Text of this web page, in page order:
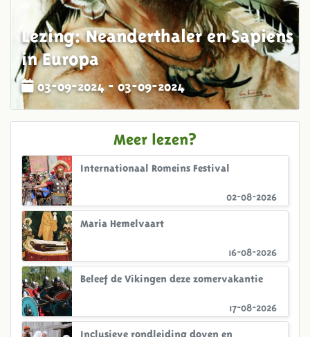
Lezing: Neanderthaler en Sapiens
in Europa
03-09-2024 - 03-09-2024
Meer lezen?
02-08-2026
Internationaal Romeins Festival
16-08-2026
Maria Hemelvaart
17-08-2026
Beleef de Vikingen deze zomervakantie
Inclusieve rondleiding doven en